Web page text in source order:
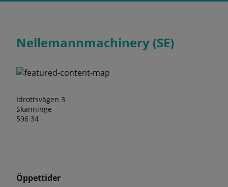
Nellemannmachinery (SE)
Idrottsvägen 3
Skänninge
596 34
Öppettider